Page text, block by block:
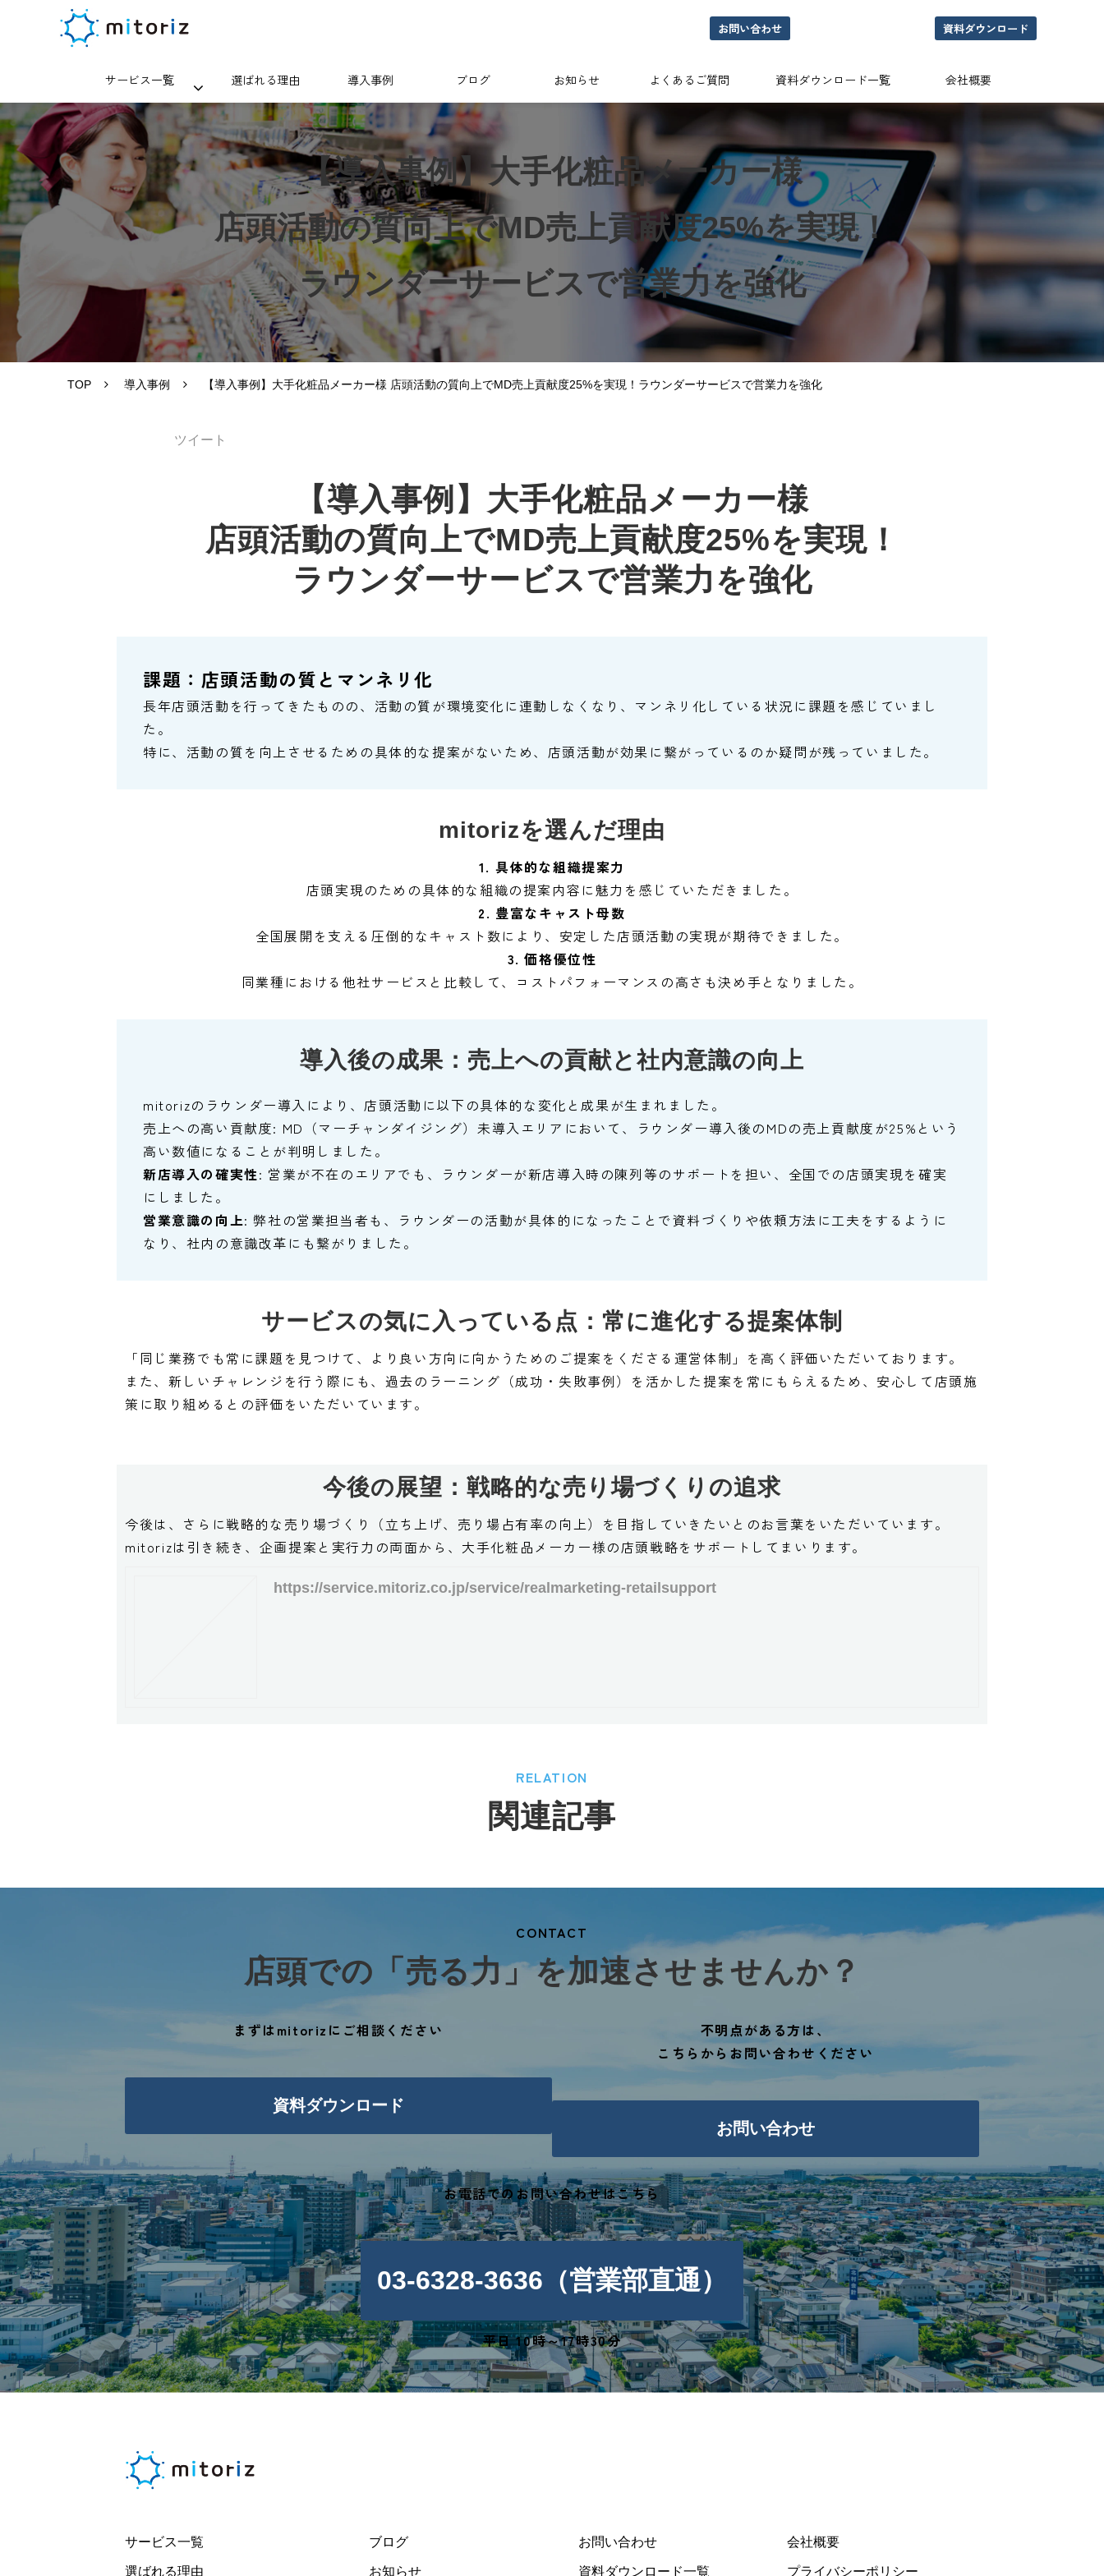
お問い合わせ 資料ダウンロード
サービス一覧 選ばれる理由 導入事例 ブログ お知らせ よくあるご質問 資料ダウンロード一覧 会社概要
【導入事例】大手化粧品メーカー様
店頭活動の質向上でMD売上貢献度25%を実現！
ラウンダーサービスで営業力を強化
TOP 導入事例 【導入事例】大手化粧品メーカー様 店頭活動の質向上でMD売上貢献度25%を実現！ラウンダーサービスで営業力を強化
ツイート
【導入事例】大手化粧品メーカー様
店頭活動の質向上でMD売上貢献度25%を実現！
ラウンダーサービスで営業力を強化
課題：店頭活動の質とマンネリ化
長年店頭活動を行ってきたものの、活動の質が環境変化に連動しなくなり、マンネリ化している状況に課題を感じていまし
た。
特に、活動の質を向上させるための具体的な提案がないため、店頭活動が効果に繋がっているのか疑問が残っていました。
mitorizを選んだ理由
1. 具体的な組織提案力
店頭実現のための具体的な組織の提案内容に魅力を感じていただきました。
2. 豊富なキャスト母数
全国展開を支える圧倒的なキャスト数により、安定した店頭活動の実現が期待できました。
3. 価格優位性
同業種における他社サービスと比較して、コストパフォーマンスの高さも決め手となりました。
導入後の成果：売上への貢献と社内意識の向上
mitorizのラウンダー導入により、店頭活動に以下の具体的な変化と成果が生まれました。
売上への高い貢献度: MD（マーチャンダイジング）未導入エリアにおいて、ラウンダー導入後のMDの売上貢献度が25%という
高い数値になることが判明しました。
新店導入の確実性: 営業が不在のエリアでも、ラウンダーが新店導入時の陳列等のサポートを担い、全国での店頭実現を確実
にしました。
営業意識の向上: 弊社の営業担当者も、ラウンダーの活動が具体的になったことで資料づくりや依頼方法に工夫をするように
なり、社内の意識改革にも繋がりました。
サービスの気に入っている点：常に進化する提案体制
「同じ業務でも常に課題を見つけて、より良い方向に向かうためのご提案をくださる運営体制」を高く評価いただいております。
また、新しいチャレンジを行う際にも、過去のラーニング（成功・失敗事例）を活かした提案を常にもらえるため、安心して店頭施
策に取り組めるとの評価をいただいています。
今後の展望：戦略的な売り場づくりの追求
今後は、さらに戦略的な売り場づくり（立ち上げ、売り場占有率の向上）を目指していきたいとのお言葉をいただいています。
mitorizは引き続き、企画提案と実行力の両面から、大手化粧品メーカー様の店頭戦略をサポートしてまいります。
https://service.mitoriz.co.jp/service/realmarketing-retailsupport
RELATION
関連記事
CONTACT
店頭での「売る力」を加速させませんか？
まずはmitorizにご相談ください
資料ダウンロード
不明点がある方は、
こちらからお問い合わせください
お問い合わせ
お電話でのお問い合わせはこちら
03-6328-3636（営業部直通）
平日 10時～17時30分
サービス一覧
選ばれる理由
ブログ
お知らせ
お問い合わせ
資料ダウンロード一覧
会社概要
プライバシーポリシー